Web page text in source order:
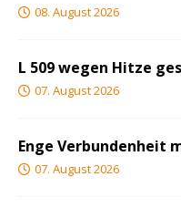
08. August 2026
L 509 wegen Hitze
07. August 2026
Enge Verbundenheit
07. August 2026